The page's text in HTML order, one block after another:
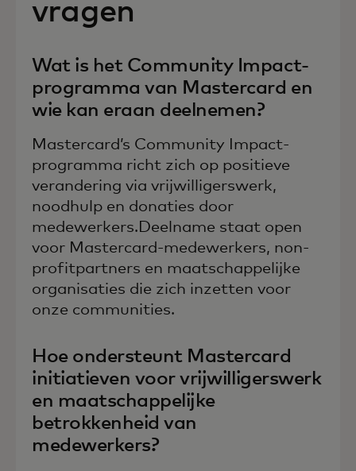
vragen
Wat is het Community Impact-
programma van Mastercard en
wie kan eraan deelnemen?
Mastercard’s Community Impact-
programma richt zich op positieve
verandering via vrijwilligerswerk,
noodhulp en donaties door
medewerkers.Deelname staat open
voor Mastercard-medewerkers, non-
profitpartners en maatschappelijke
organisaties die zich inzetten voor
onze communities.
Hoe ondersteunt Mastercard
initiatieven voor vrijwilligerswerk
en maatschappelijke
betrokkenheid van
medewerkers?